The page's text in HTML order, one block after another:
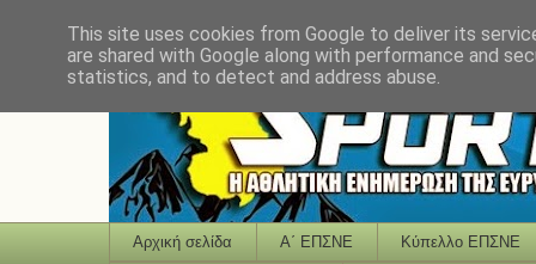
Αρχική σελίδα Α΄ ΕΠΣΝΕ Κύπελλο ΕΠΣΝΕ
This site uses cookies from Google to deliver its
are shared with Google along with performance and
statistics, and to detect and address abuse.